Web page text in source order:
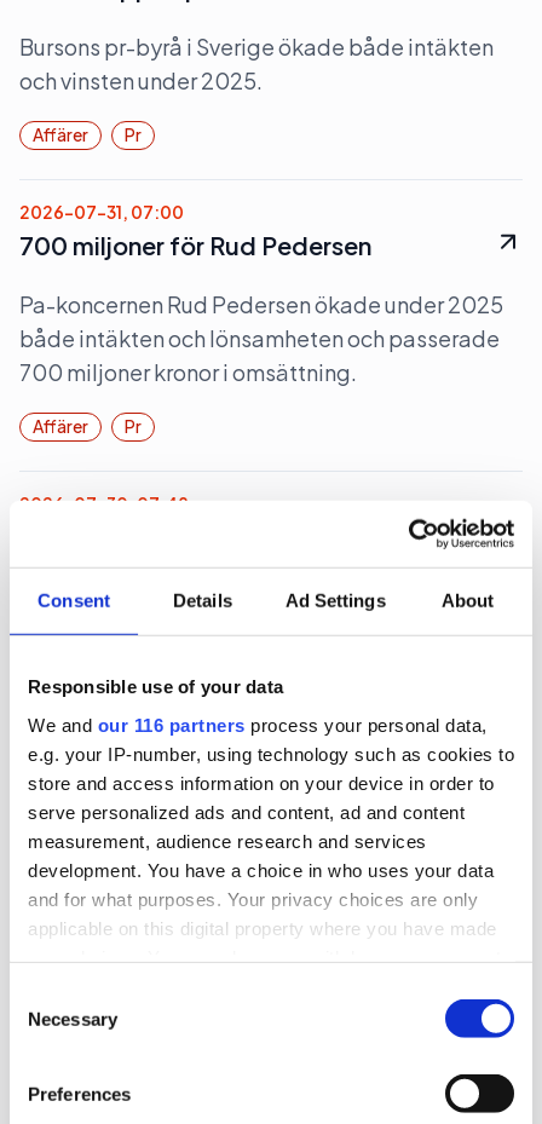
Consent Details Ad Settings About
Responsible use of your data
We and our 116 partners process your personal data,
e.g. your IP-number, using technology such as cookies to
store and access information on your device in order to
serve personalized ads and content, ad and content
measurement, audience research and services
development. You have a choice in who uses your data
and for what purposes. Your privacy choices are only
applicable on this digital property where you have made
the Privacy trigger icon.
Find out more about how your personal data is processed
and set your preferences in the
Selection
Necessary
Preferences
Bursons pr-byrå i Sverige ökade både intäkten
och vinsten under 2025.
Affärer Pr
2026-07-31, 07:00
700 miljoner för Rud Pedersen
Pa-koncernen Rud Pedersen ökade under 2025
både intäkten och lönsamheten och passerade
700 miljoner kronor i omsättning.
Affärer Pr
2026-07-30, 07:48
Flashback investerade bort vinsten
Webbforumet för högt och mest lågt, Flashback,
ökade omsättningen men tappade i lönsamhet
Affärer Medier
2026-07-28, 06:37
Rött för Obeya
För första gången sedan starten 2015 har pr-
byrån Obeya gått med förlust. Det skedde
räkenskapsåret 2025.
Affärer